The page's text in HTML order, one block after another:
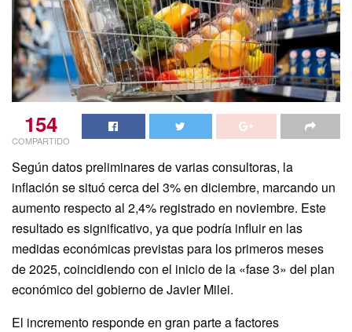
154
COMPARTIDO
Según datos preliminares de varias consultoras, la
inflación se situó cerca del 3% en diciembre, marcando un
aumento respecto al 2,4% registrado en noviembre. Este
resultado es significativo, ya que podría influir en las
medidas económicas previstas para los primeros meses
de 2025, coincidiendo con el inicio de la «fase 3» del plan
económico del gobierno de Javier Milei.
El incremento responde en gran parte a factores